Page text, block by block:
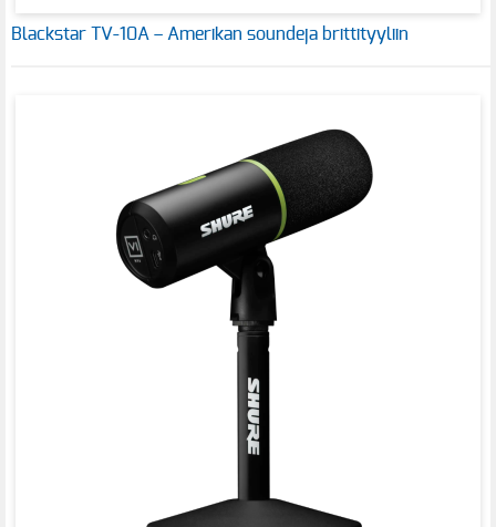
Blackstar TV-10A – Amerikan soundeja brittityyliin